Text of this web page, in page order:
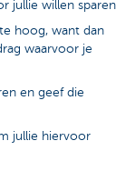
jullie willen sparen
hoog, want dan
waarvoor je
en geef die
jullie hiervoor